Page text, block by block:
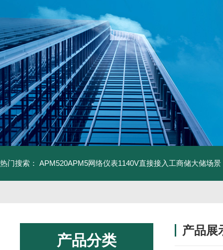
热门搜索： APM520APM5网络仪表1140V直接接入工商储大储场景
产品分类
产品展